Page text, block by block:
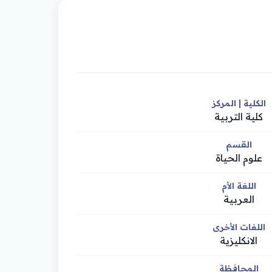
الكلية | المركز
كلية التربية
القسم
علوم الحياة
اللغة الأم
العربية
اللغات الأخرى
الانكليزية
المحافظة